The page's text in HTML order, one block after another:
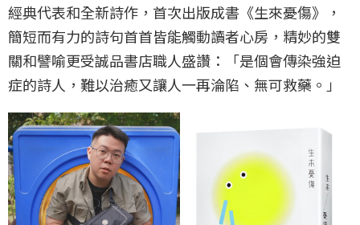
經典代表和全新詩作，首次出版成書《生來憂傷》，
簡短而有力的詩句首首皆能觸動讀者心房，精妙的雙
關和譬喻更受誠品書店職人盛讚：「是個會傳染強迫
症的詩人，難以治癒又讓人一再淪陷、無可救藥。」